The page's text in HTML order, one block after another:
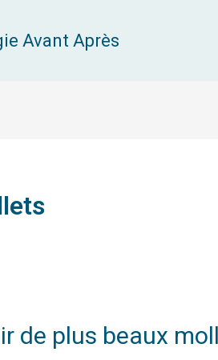
Avant Après
de plus beaux